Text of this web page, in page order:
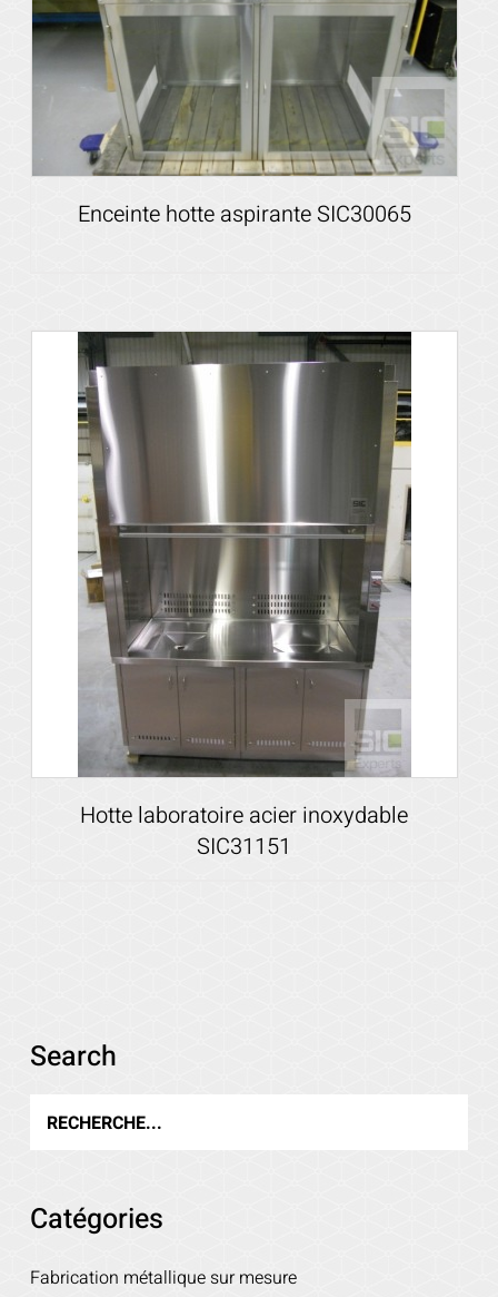
Voir les détails
Enceinte hotte aspirante SIC30065
Hotte laboratoire acier inoxydable
SIC31151
Search
Catégories
Fabrication métallique sur mesure